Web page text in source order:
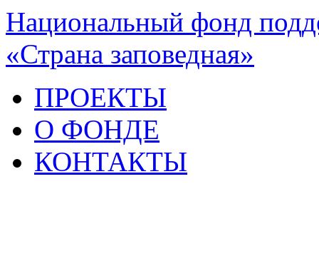
Национальный фонд
«Страна заповедная»
ПРОЕКТЫ
О ФОНДЕ
КОНТАКТЫ